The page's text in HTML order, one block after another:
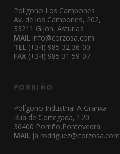
Polígono Los Campones
Av. de los Campones, 202,
33211 Gijón, Asturias
MAIL info@corzosa.com
TEL (+34) 985 32 36 00
FAX(+34) 985 31 59 07
Porriño
Polígono Industrial A Granxa
Rua de Cortegada, 120
36400 Porriño,Pontevedra
MAILja.rodriguez@corzosa.com